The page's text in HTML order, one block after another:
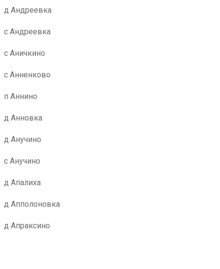
д Андреевка
с Андреевка
с Аничкино
с Анненково
п Аннино
д Анновка
д Анучино
с Анучино
д Апалиха
д Апполоновка
д Апраксино